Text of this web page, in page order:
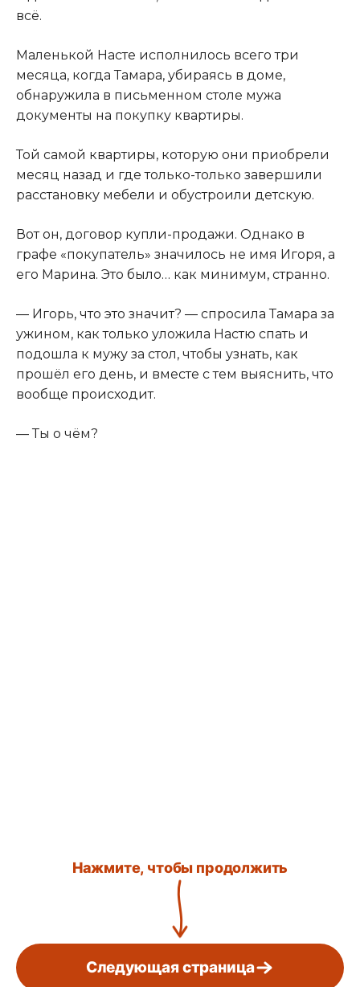
всё.
Маленькой Насте исполнилось всего три
месяца, когда Тамара, убираясь в доме,
обнаружила в письменном столе мужа
документы на покупку квартиры.
Той самой квартиры, которую они приобрели
месяц назад и где только-только завершили
расстановку мебели и обустроили детскую.
Вот он, договор купли-продажи. Однако в
графе «покупатель» значилось не имя Игоря, а
его Марина. Это было… как минимум, странно.
— Игорь, что это значит? — спросила Тамара за
ужином, как только уложила Настю спать и
подошла к мужу за стол, чтобы узнать, как
прошёл его день, и вместе с тем выяснить, что
вообще происходит.
— Ты о чём?
Нажмите, чтобы продолжить
Следующая страница